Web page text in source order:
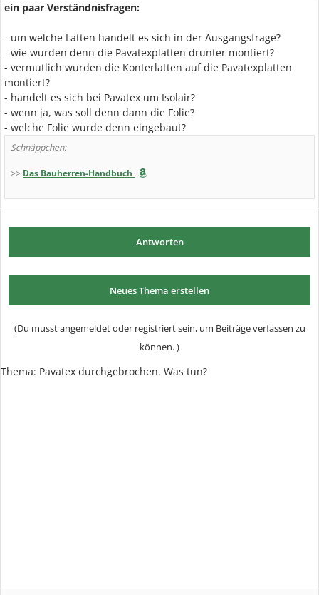
ein paar Verständnisfragen:
- um welche Latten handelt es sich in der Ausgangsfrage?
- wie wurden denn die Pavatexplatten drunter montiert?
- vermutlich wurden die Konterlatten auf die Pavatexplatten
montiert?
- handelt es sich bei Pavatex um Isolair?
- wenn ja, was soll denn dann die Folie?
- welche Folie wurde denn eingebaut?
Schnäppchen:
>> Das Bauherren-Handbuch
Antworten
Neues Thema erstellen
(Du musst angemeldet oder registriert sein, um Beiträge verfassen zu
können. )
Thema: Pavatex durchgebrochen. Was tun?